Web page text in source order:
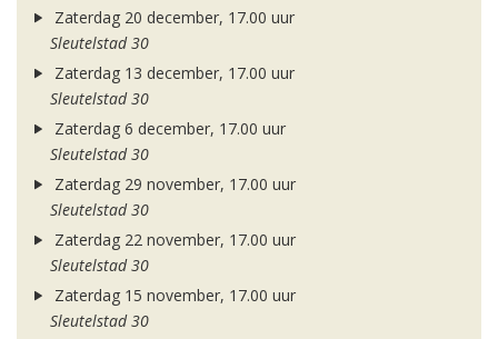
Zaterdag 20 december, 17.00 uur
Sleutelstad 30
Zaterdag 13 december, 17.00 uur
Sleutelstad 30
Zaterdag 6 december, 17.00 uur
Sleutelstad 30
Zaterdag 29 november, 17.00 uur
Sleutelstad 30
Zaterdag 22 november, 17.00 uur
Sleutelstad 30
Zaterdag 15 november, 17.00 uur
Sleutelstad 30